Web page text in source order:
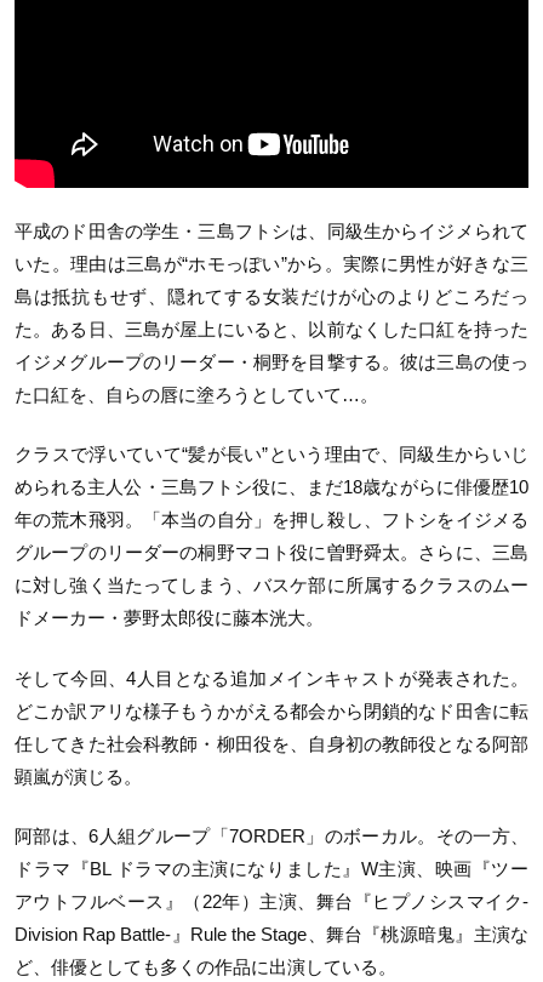
平成のド田舎の学生・三島フトシは、同級生からイジメられて
いた。理由は三島が“ホモっぽい”から。実際に男性が好きな三
島は抵抗もせず、隠れてする女装だけが心のよりどころだっ
た。ある日、三島が屋上にいると、以前なくした口紅を持った
イジメグループのリーダー・桐野を目撃する。彼は三島の使っ
た口紅を、自らの唇に塗ろうとしていて…。
クラスで浮いていて“髪が長い”という理由で、同級生からいじ
められる主人公・三島フトシ役に、まだ18歳ながらに俳優歴10
年の荒木飛羽。「本当の自分」を押し殺し、フトシをイジメる
グループのリーダーの桐野マコト役に曽野舜太。さらに、三島
に対し強く当たってしまう、バスケ部に所属するクラスのムー
ドメーカー・夢野太郎役に藤本洸大。
そして今回、4人目となる追加メインキャストが発表された。
どこか訳アリな様子もうかがえる都会から閉鎖的なド田舎に転
任してきた社会科教師・柳田役を、自身初の教師役となる阿部
顕嵐が演じる。
阿部は、6人組グループ「7ORDER」のボーカル。その一方、
ドラマ『BL ドラマの主演になりました』W主演、映画『ツー
アウトフルベース』（22年）主演、舞台『ヒプノシスマイク-
Division Rap Battle-』Rule the Stage、舞台『桃源暗鬼』主演な
ど、俳優としても多くの作品に出演している。